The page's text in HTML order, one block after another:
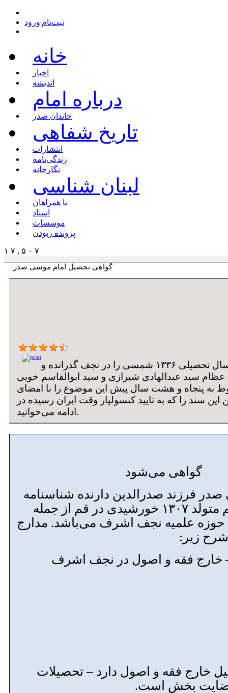
ثبت‌نام|ورود
خانه
اخبار
اندیشه
درباره امام
خاندان صدر
تاریخ شفاهی
انتشارات
زندگی‌نامه
نگارخانه
لبنان شناسی
با همراهان
اسناد
موسسات
پرونده ربودن
۱ ۷ , ۵ ۰ ۷
گواهی تحصیل امام موسی صدر
امام موسی صدر سال تحصیلی ۱۳۳۶ شمسی را در نجف گذرانده و
سید عبدالهادی شیرازی و سید ابوالقاسم خویی
به پنجاه و هشت سال پیش این موضوع را با امضای
سند را که به تایید کنسولیار وقت ایران رسیده در
ادامه می‌خوانید.
می‌شود
فرزند صدرالدین دارنده شناسنامه
شماره ۳۲ صادره قم متولد ۱۳۰۷ خورشیدی در قم از جمله
حوزه علمیه نجف اشرف می‌باشد. مدارج
شرح زیر:
خارج فقه و اصول دارد – تحصیلات
رضایت بخش است.